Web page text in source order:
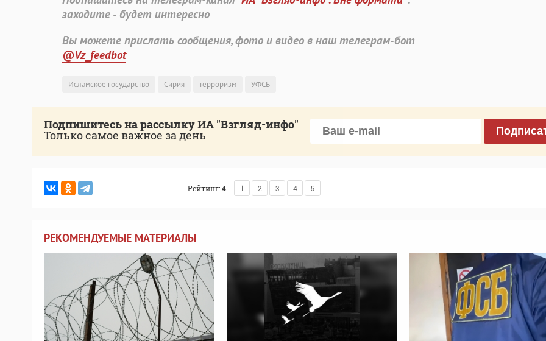
заходите - будет интересно
Вы можете прислать сообщения, фото и видео в наш телеграм-бот
@Vz_feedbot
Исламское государство Сирия терроризм УФСБ
Подпишитесь на рассылку ИА "Взгляд-инфо"
Только самое важное за день
Рейтинг:4 1 2 3 4 5
РЕКОМЕНДУЕМЫЕ МАТЕРИАЛЫ